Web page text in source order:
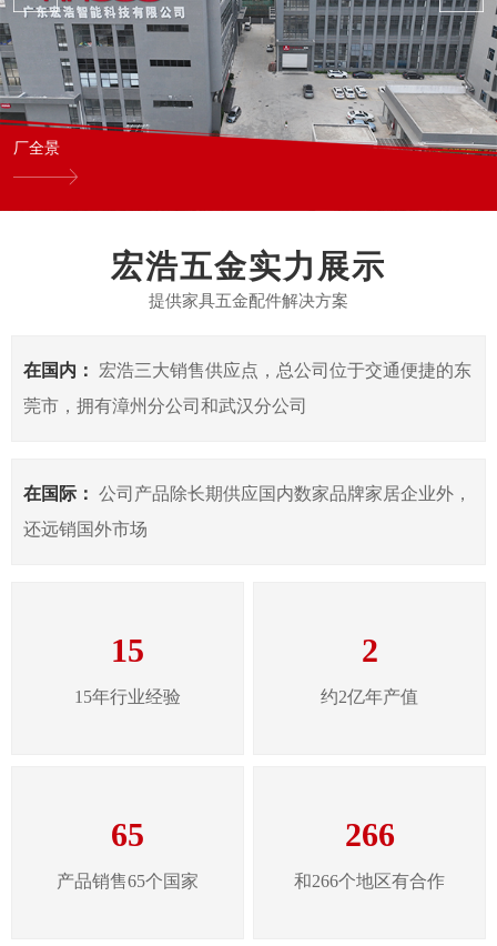
厂全景
宏浩五金实力展示
提供家具五金配件解决方案
在国内：
宏浩三大销售供应点，总公司位于交通便捷的东
莞市，拥有漳州分公司和武汉分公司
在国际： 公司产品除长期供应国内数家品牌家居企业外，
还远销国外市场
15
15年行业经验
2
约2亿年产值
65
产品销售65个国家
266
和266个地区有合作